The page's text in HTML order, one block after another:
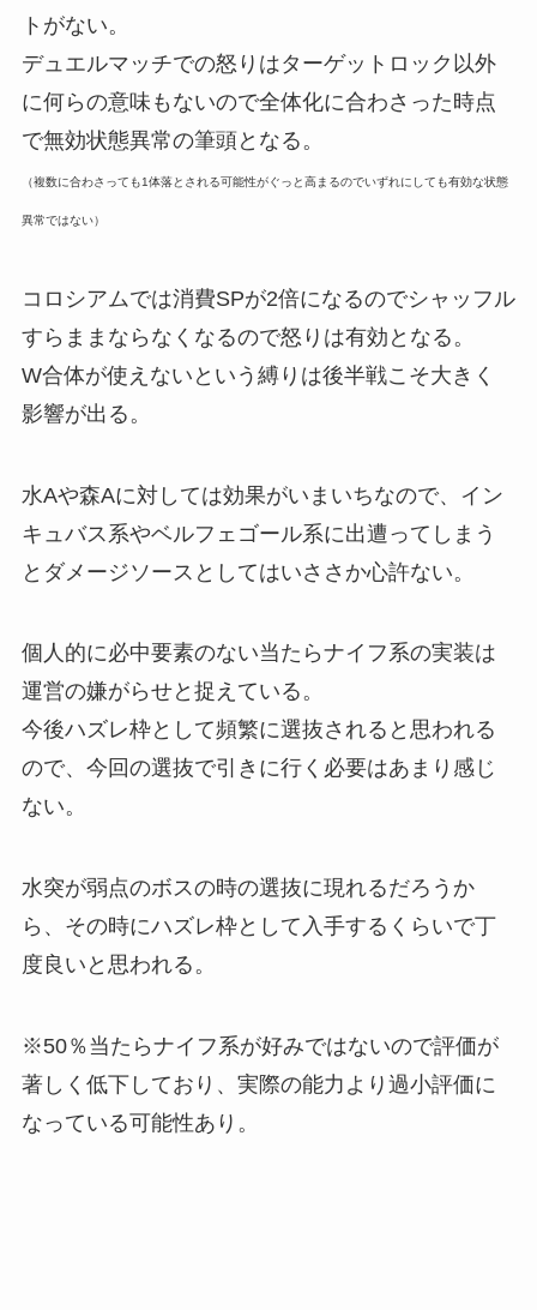
トがない。
デュエルマッチでの怒りはターゲットロック以外
に何らの意味もないので全体化に合わさった時点
で無効状態異常の筆頭となる。
（複数に合わさっても1体落とされる可能性がぐっと高まるのでいずれにしても有効な状態
異常ではない）
コロシアムでは消費SPが2倍になるのでシャッフル
すらままならなくなるので怒りは有効となる。
W合体が使えないという縛りは後半戦こそ大きく
影響が出る。
水Aや森Aに対しては効果がいまいちなので、イン
キュバス系やベルフェゴール系に出遭ってしまう
とダメージソースとしてはいささか心許ない。
個人的に必中要素のない当たらナイフ系の実装は
運営の嫌がらせと捉えている。
今後ハズレ枠として頻繁に選抜されると思われる
ので、今回の選抜で引きに行く必要はあまり感じ
ない。
水突が弱点のボスの時の選抜に現れるだろうか
ら、その時にハズレ枠として入手するくらいで丁
度良いと思われる。
※50％当たらナイフ系が好みではないので評価が
著しく低下しており、実際の能力より過小評価に
なっている可能性あり。